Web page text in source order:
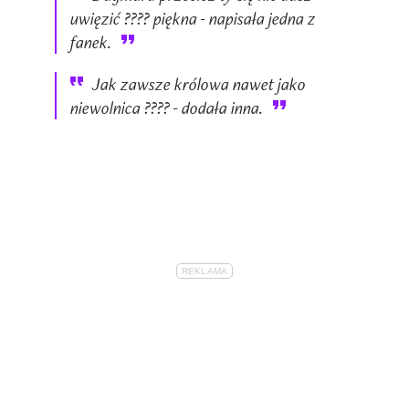
uwięzić ???? piękna - napisała jedna z
fanek.
Jak zawsze królowa nawet jako
niewolnica ???? - dodała inna.